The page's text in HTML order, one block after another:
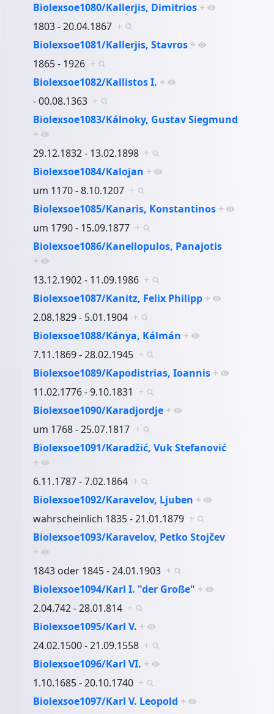
Biolexsoe1080/Kallerjis, Dimitrios +
1803 - 20.04.1867 +
Biolexsoe1081/Kallerjis, Stavros +
1865 - 1926 +
Biolexsoe1082/Kallistos I. +
- 00.08.1363 +
Biolexsoe1083/Kálnoky, Gustav Siegmund
+
29.12.1832 - 13.02.1898 +
Biolexsoe1084/Kalojan +
um 1170 - 8.10.1207 +
Biolexsoe1085/Kanaris, Konstantinos +
um 1790 - 15.09.1877 +
Biolexsoe1086/Kanellopulos, Panajotis
+
13.12.1902 - 11.09.1986 +
Biolexsoe1087/Kanitz, Felix Philipp +
2.08.1829 - 5.01.1904 +
Biolexsoe1088/Kánya, Kálmán +
7.11.1869 - 28.02.1945 +
Biolexsoe1089/Kapodistrias, Ioannis +
11.02.1776 - 9.10.1831 +
Biolexsoe1090/Karadjordje +
um 1768 - 25.07.1817 +
Biolexsoe1091/Karadžić, Vuk Stefanović
+
6.11.1787 - 7.02.1864 +
Biolexsoe1092/Karavelov, Ljuben +
wahrscheinlich 1835 - 21.01.1879 +
Biolexsoe1093/Karavelov, Petko Stojčev
+
1843 oder 1845 - 24.01.1903 +
Biolexsoe1094/Karl I. "der Große" +
2.04.742 - 28.01.814 +
Biolexsoe1095/Karl V. +
24.02.1500 - 21.09.1558 +
Biolexsoe1096/Karl VI. +
1.10.1685 - 20.10.1740 +
Biolexsoe1097/Karl V. Leopold +